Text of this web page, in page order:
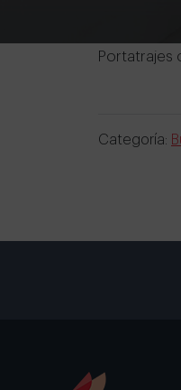
Portatrajes
Categoría: